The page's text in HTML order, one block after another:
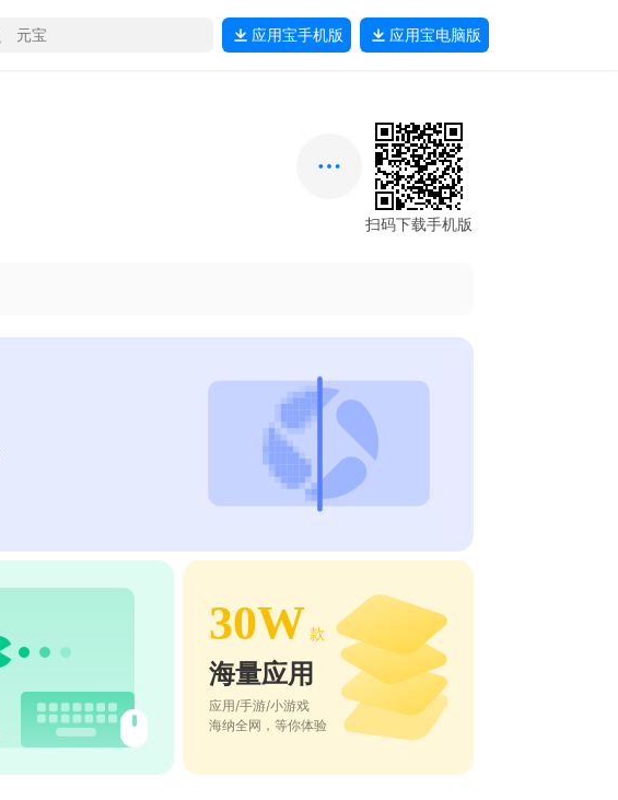
应用宝手机版 应用宝电脑版
扫码下载手机版
30W 款
海量应用
应用/手游/小游戏
海纳全网，等你体验